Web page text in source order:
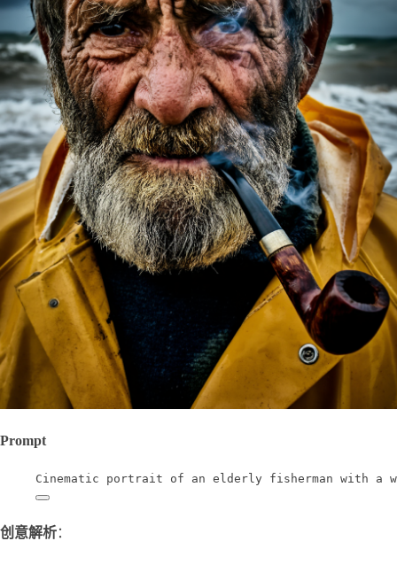
Prompt
Cinematic portrait of an elderly fisherman with a
创意解析：